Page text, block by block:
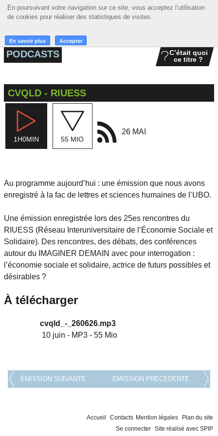
En poursuivant votre navigation sur ce site, vous acceptez l’utilisation
de cookies pour réaliser des statistiques de visites.
En savoir plus Accepter
En poursuivant votre navigation sur ce site, vous acceptez l’utilisation
de cookies pour réaliser des statistiques de visites.
En savoir plus Accepter
☰ MENU
ACCUEIL
GRILLE
MUSIQUE
ACTIONS
PODCASTS
C’était quoi
ce titre ?
CVQLD - RIUESS
1H0MIN 55 MIO
26 MAI
Au programme aujourd’hui : une émission que nous avons
enregistré à la fac de lettres et sciences humaines de l’UBO.
Une émission enregistrée lors des 25es rencontres du
RIUESS (Réseau Interuniversitaire de l’Économie Sociale et
Solidaire). Des rencontres, des débats, des conférences
autour du IMAGINER DEMAIN avec pour interrogation :
l’économie sociale et solidaire, actrice de futurs possibles et
désirables ?
À télécharger
cvqld_-_260626.mp3
10 juin - MP3 - 55 Mio
ÉMISSION SUIVANTE ÉMISSION PRECEDENTE
Accueil Contacts Mention légales
Plan du site
Se connecter Site réalisé avec SPIP